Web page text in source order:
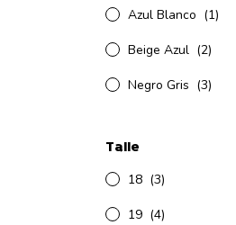
Azul Blanco (1)
Beige Azul (2)
Negro Gris (3)
Talle
18 (3)
19 (4)